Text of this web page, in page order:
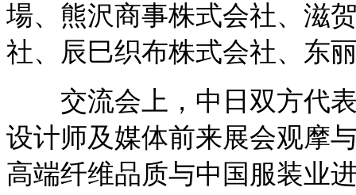
場、熊沢商事株式会社、滋
社、辰巳织布株式会社、东
交流会上，中日双方代表
设计师及媒体前来展会观摩
高端纤维品质与中国服装业